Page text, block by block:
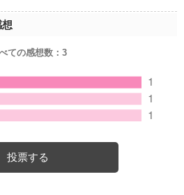
ての感想数： 3
投票する